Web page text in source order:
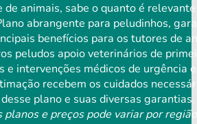
de animais, sabe o quanto é
abrangente para peludinhos,
benefícios para os tutores de
peludos apoio veterinários de
e intervenções médicos de
recebem os cuidados
plano e suas diversas garantias.
e preços pode variar por